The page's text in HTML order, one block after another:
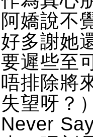
嬌說不
多謝她
要遲些至
排除將
望呀？